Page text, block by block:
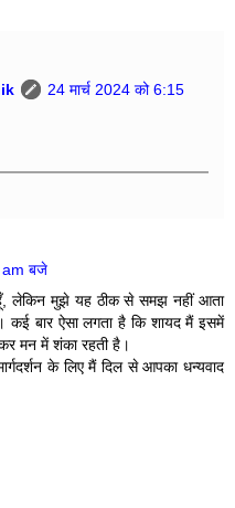
24 मार्च 2024 को 6:15
am बजे
लेकिन मुझे यह ठीक से समझ नहीं आता
बार ऐसा लगता है कि शायद मैं इसमें
मन में शंका रहती है।
के लिए मैं दिल से आपका धन्यवाद